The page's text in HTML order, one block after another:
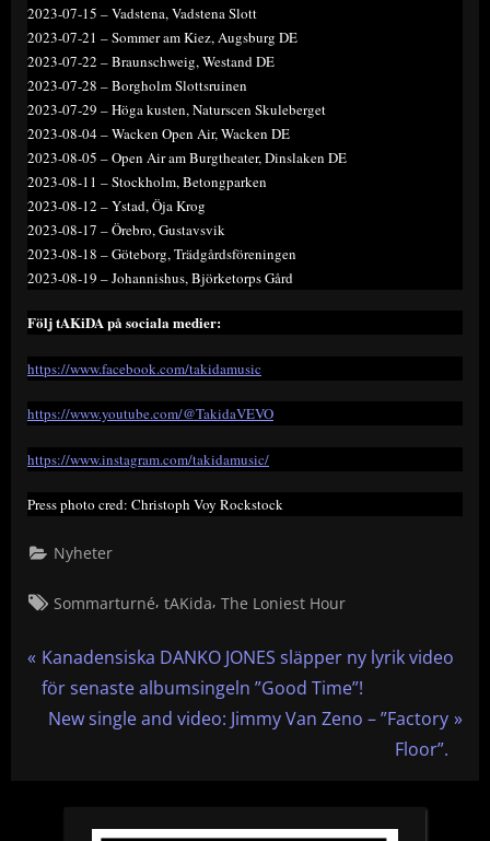
2023-07-15 – Vadstena, Vadstena Slott
2023-07-21 – Sommer am Kiez, Augsburg DE
2023-07-22 – Braunschweig, Westand DE
2023-07-28 – Borgholm Slottsruinen
2023-07-29 – Höga kusten, Naturscen Skuleberget
2023-08-04 – Wacken Open Air, Wacken DE
2023-08-05 – Open Air am Burgtheater, Dinslaken DE
2023-08-11 – Stockholm, Betongparken
2023-08-12 – Ystad, Öja Krog
2023-08-17 – Örebro, Gustavsvik
2023-08-18 – Göteborg, Trädgårdsföreningen
2023-08-19 – Johannishus, Björketorps Gård
Följ tAKiDA på sociala medier:
https://www.facebook.com/takidamusic
https://www.youtube.com/@TakidaVEVO
https://www.instagram.com/takidamusic/
Press photo cred: Christoph Voy Rockstock
Nyheter
Tags:
Sommarturné,tAKida,The Loniest Hour
P
r
e
Kanadensiska DANKO JONES släpper ny lyrik video
för senaste albumsingeln ”Good Time”!
N
New single and video: Jimmy Van Zeno – ”Factory
Floor”.